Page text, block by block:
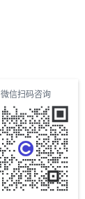
微信扫码咨询